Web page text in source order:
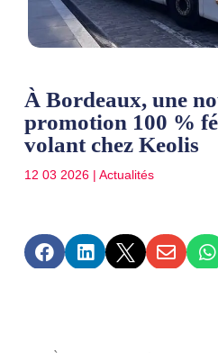
À Bordeaux, une
promotion 100 %
volant chez Keolis
12 03 2026| Actualités
    